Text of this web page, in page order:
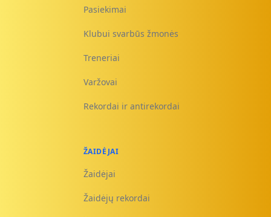
Pasiekimai
Klubui svarbūs žmonės
Treneriai
Varžovai
Rekordai ir antirekordai
ŽAIDĖJAI
Žaidėjai
Žaidėjų rekordai